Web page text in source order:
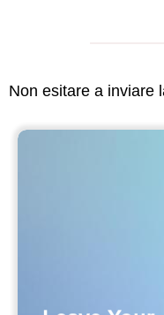
Non esitare a inviare